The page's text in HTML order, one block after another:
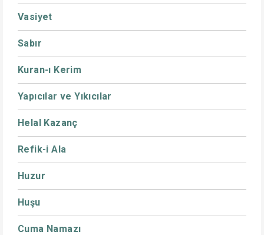
Vasiyet
Sabır
Kuran-ı Kerim
Yapıcılar ve Yıkıcılar
Helal Kazanç
Refik-i Ala
Huzur
Huşu
Cuma Namazı